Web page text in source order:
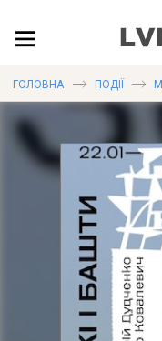
ЛОКАЦІЇ
ПУБЛІКАЦІЇ
ДОВІДКА
ГОЛОВНА ПОДІЇ